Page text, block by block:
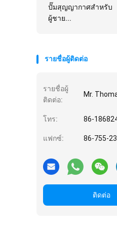
ปั๊มสุญญากาศสำหรับ
ผู้ชาย...
รายชื่อผู้ติดต่อ
รายชื่อผู้
ติดต่อ:
Mr.
โทร: 86-
แฟกซ์: 86-755-
ติดต่อ